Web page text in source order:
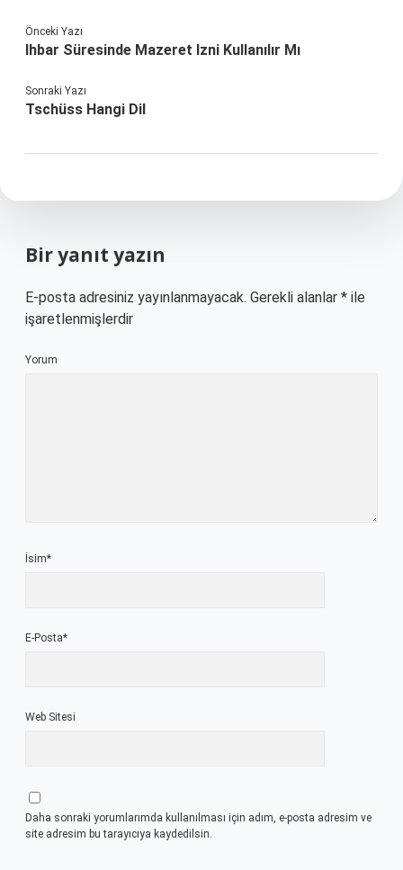
Önceki Yazı
Ihbar Süresinde Mazeret Izni Kullanılır Mı
Sonraki Yazı
Tschüss Hangi Dil
Bir yanıt yazın
E-posta adresiniz yayınlanmayacak. Gerekli alanlar * ile
işaretlenmişlerdir
Yorum
İsim*
E-Posta*
Web Sitesi
Daha sonraki yorumlarımda kullanılması için adım, e-posta adresim ve
site adresim bu tarayıcıya kaydedilsin.